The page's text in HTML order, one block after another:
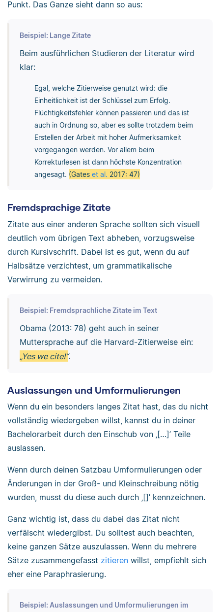
Punkt. Das Ganze sieht dann so aus:
Beispiel: Lange Zitate
Beim ausführlichen Studieren der Literatur wird
klar:
Egal, welche Zitierweise genutzt wird: die
Einheitlichkeit ist der Schlüssel zum Erfolg.
Flüchtigkeitsfehler können passieren und das ist
auch in Ordnung so, aber es sollte trotzdem beim
Erstellen der Arbeit mit hoher Aufmerksamkeit
vorgegangen werden. Vor allem beim
Korrekturlesen ist dann höchste Konzentration
angesagt. (Gates et al. 2017: 47)
Fremdsprachige Zitate
Zitate aus einer anderen Sprache sollten sich visuell
deutlich vom übrigen Text abheben, vorzugsweise
durch Kursivschrift. Dabei ist es gut, wenn du auf
Halbsätze verzichtest, um grammatikalische
Verwirrung zu vermeiden.
Beispiel: Fremdsprachliche Zitate im Text
Obama (2013: 78) geht auch in seiner
Muttersprache auf die Harvard-Zitierweise ein:
„Yes we cite!“.
Auslassungen und Umformulierungen
Wenn du ein besonders langes Zitat hast, das du nicht
vollständig wiedergeben willst, kannst du in deiner
Bachelorarbeit durch den Einschub von ‚[…]’ Teile
auslassen.
Wenn durch deinen Satzbau Umformulierungen oder
Änderungen in der Groß- und Kleinschreibung nötig
wurden, musst du diese auch durch ‚[]’ kennzeichnen.
Ganz wichtig ist, dass du dabei das Zitat nicht
verfälscht wiedergibst. Du solltest auch beachten,
keine ganzen Sätze auszulassen. Wenn du mehrere
Sätze zusammengefasst zitieren willst, empfiehlt sich
eher eine Paraphrasierung.
Beispiel: Auslassungen und Umformulierungen im